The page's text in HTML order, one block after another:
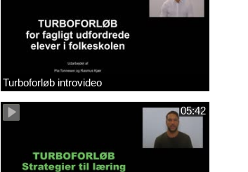
Turboforløb introvideo
05:42